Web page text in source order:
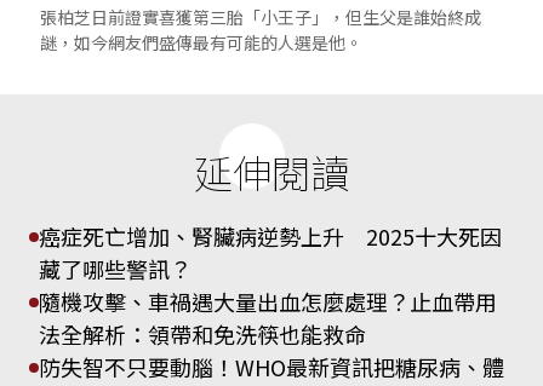
張柏芝日前證實喜獲第三胎「小王子」，但生父是誰始終成
謎，如今網友們盛傳最有可能的人選是他。
延伸閱讀
癌症死亡增加、腎臟病逆勢上升 2025十大死因
藏了哪些警訊？
隨機攻擊、車禍遇大量出血怎麼處理？止血帶用
法全解析：領帶和免洗筷也能救命
防失智不只要動腦！WHO最新資訊把糖尿病、體